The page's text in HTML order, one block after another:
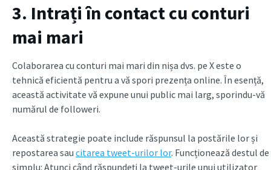
3. Intrați în contact cu conturi
mai mari
Colaborarea cu conturi mai mari din nișa dvs. pe X este o
tehnică eficientă pentru a vă spori prezența online. În esență,
această activitate vă expune unui public mai larg, sporindu-vă
numărul de followeri.
Această strategie poate include răspunsul la postările lor și
repostarea sau citarea tweet-urilor lor. Funcționează destul de
simplu: Atunci când răspundeți la tweet-urile unui utilizator